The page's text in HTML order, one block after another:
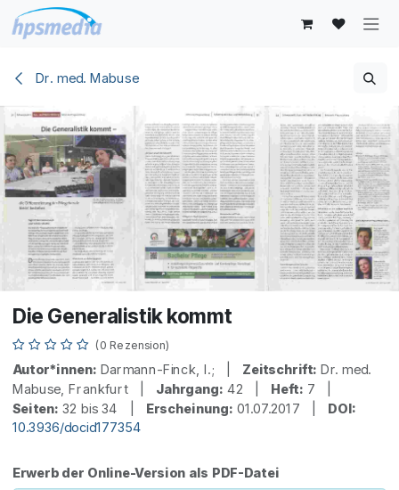
Zum Inhalt springen
Dr. med. Mabuse
Die Generalistik kommt
(0 Rezension)
Autor*innen: Darmann-Finck, I.; | Zeitschrift: Dr. med.
Mabuse, Frankfurt | Jahrgang: 42 | Heft: 7 |
Seiten: 32 bis 34 | Erscheinung: 01.07.2017 | DOI:
10.3936/docid177354
Erwerb der Online-Version als PDF-Datei